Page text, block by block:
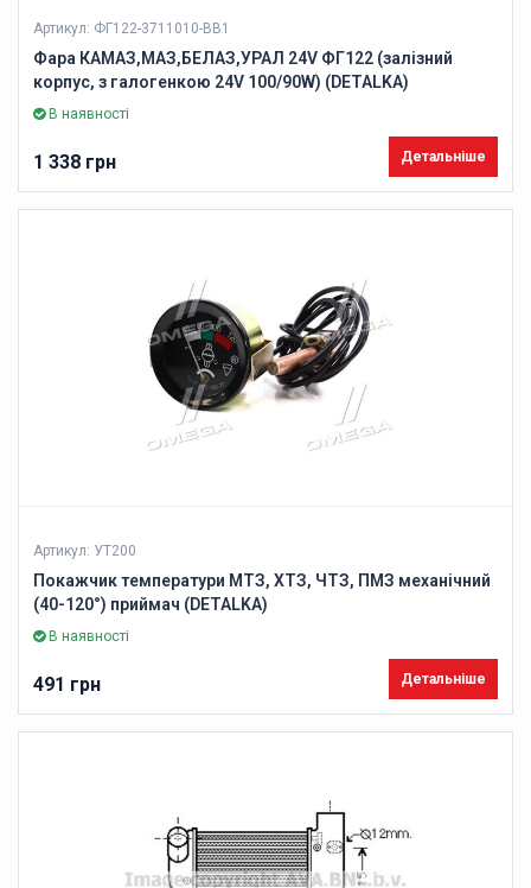
Артикул: ФГ122-3711010-ВВ1
Фара КАМАЗ,МАЗ,БЕЛАЗ,УРАЛ 24V ФГ122 (залізний
корпус, з галогенкою 24V 100/90W) (DETALKA)
В наявності
1 338 грн Детальніше
Артикул: УТ200
Покажчик температури МТЗ, ХТЗ, ЧТЗ, ПМЗ механічний
(40-120°) приймач (DETALKA)
В наявності
491 грн Детальніше